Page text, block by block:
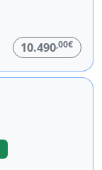
10.490,00€